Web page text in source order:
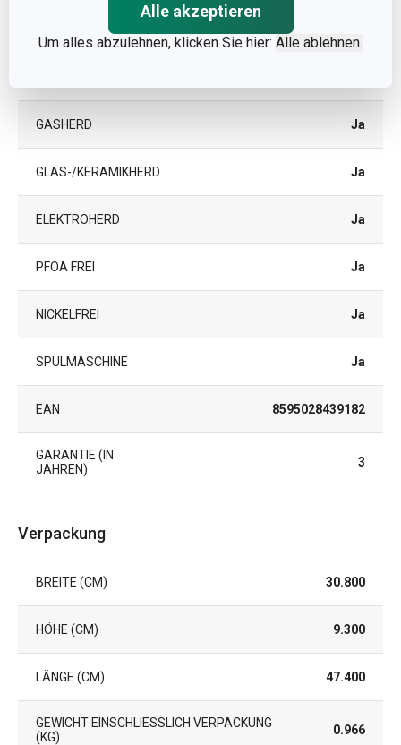
Alle akzeptieren
Um alles abzulehnen, klicken Sie hier: Alle ablehnen.
GASHERD Ja
GLAS-/KERAMIKHERD Ja
ELEKTROHERD Ja
PFOA FREI Ja
NICKELFREI Ja
SPÜLMASCHINE Ja
EAN 8595028439182
GARANTIE (IN
JAHREN)
3
Verpackung
BREITE (CM) 30.800
HÖHE (CM) 9.300
LÄNGE (CM) 47.400
GEWICHT EINSCHLIESSLICH VERPACKUNG (
KG)
0.966